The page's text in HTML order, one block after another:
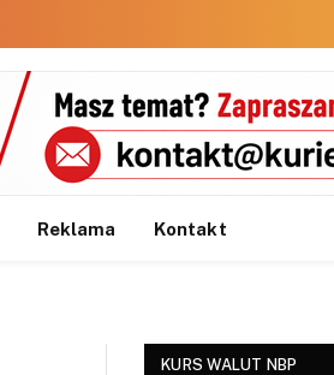
Reklama Kontakt
KURS WALUT NBP